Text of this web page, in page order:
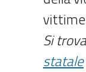
Si
statale